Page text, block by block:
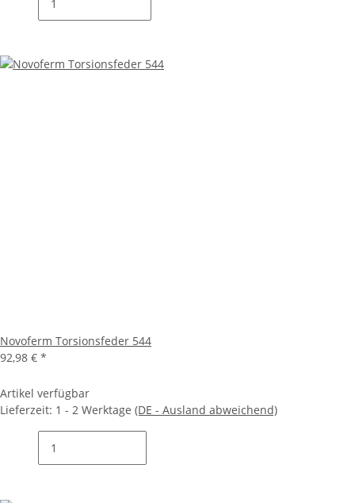
Novoferm Torsionsfeder 544
92,98 € *
Artikel verfügbar
Lieferzeit: 1 - 2 Werktage (DE - Ausland abweichend)